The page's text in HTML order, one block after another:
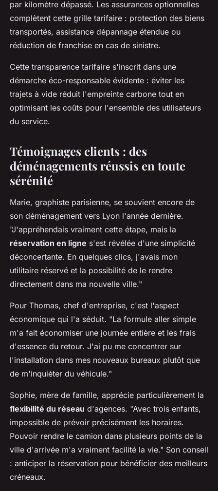
par kilomètre dépassé. Les assurances optionnelles
complètent cette grille tarifaire : protection des biens
transportés, assistance dépannage étendue ou
réduction de franchise en cas de sinistre.
Cette transparence tarifaire s'inscrit dans une
démarche éco-responsable évidente : éviter les
trajets à vide réduit l'empreinte carbone tout en
optimisant les coûts pour l'ensemble des utilisateurs
du service.
Témoignages clients : des
déménagements réussis en toute
sérénité
Marie, graphiste parisienne, se souvient encore de
son déménagement vers Lyon l'année dernière.
"J'appréhendais vraiment cette étape, mais la
réservation en ligne s'est révélée d'une simplicité
déconcertante. En quelques clics, j'avais mon
utilitaire réservé et la possibilité de le rendre
directement dans ma nouvelle ville."
Pour Thomas, chef d'entreprise, c'est l'aspect
économique qui l'a séduit. "La formule aller simple
m'a fait économiser une journée entière et les frais
d'essence du retour. J'ai pu me concentrer sur
l'installation dans mes nouveaux bureaux plutôt que
de m'inquiéter du véhicule."
Sophie, mère de famille, apprécie particulièrement la
flexibilité du réseau d'agences. "Avec trois enfants,
impossible de prévoir précisément les horaires.
Pouvoir rendre le camion dans plusieurs points de la
ville d'arrivée m'a vraiment facilité la vie." Son conseil
: anticiper la réservation pour bénéficier des meilleurs
créneaux.